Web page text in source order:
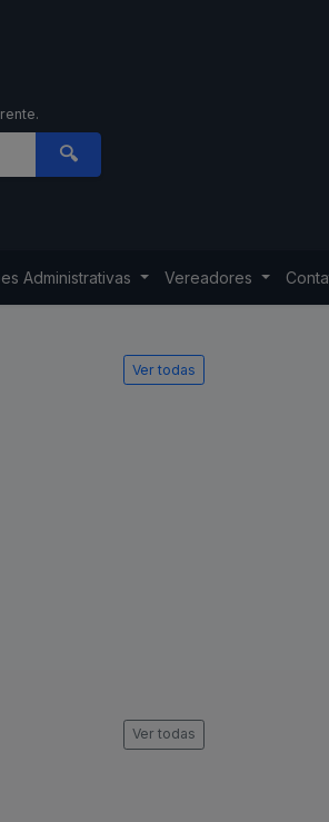
🔍
Administrativas Vereadores
Ver todas
Ver todas